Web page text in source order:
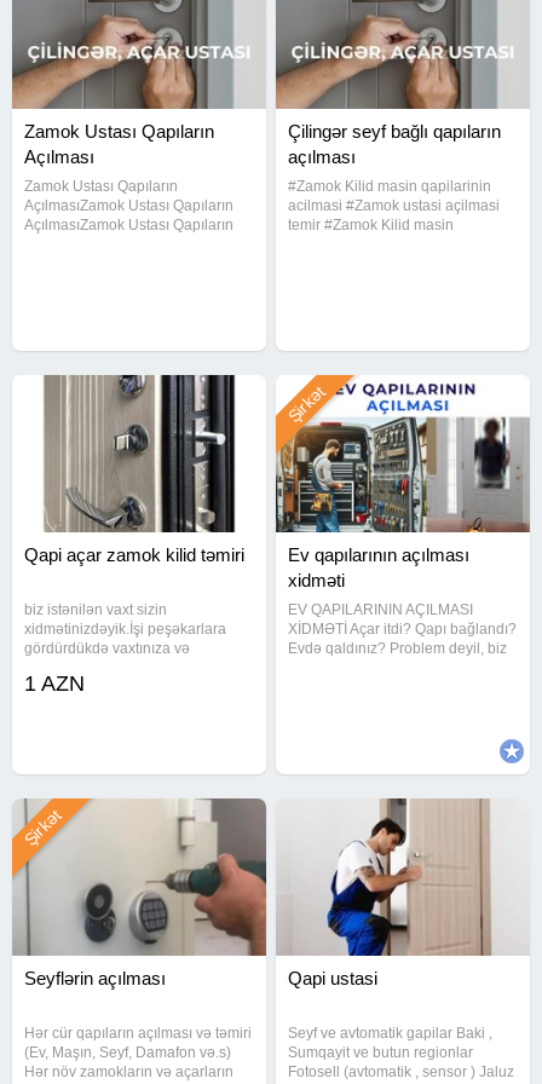
Zamok Ustası Qapıların
Açılması
Zamok Ustası Qapıların
AçılmasıZamok Ustası Qapıların
AçılmasıZamok Ustası Qapıların
Çilingər seyf bağlı qapıların
açılması
#Zamok Kilid masin qapilarinin
acilmasi #Zamok ustasi açilmasi
temir #Zamok Kilid masin
Qapi açar zamok kilid təmiri
biz istənilən vaxt sizin
xidmətinizdəyik.İşi peşəkarlara
gördürdükdə vaxtınıza və
olacaqsınız.Her nov bagli qalmiw
1 AZN
Ev qapılarının açılması
xidməti
EV QAPILARININ AÇILMASI
XİDMƏTİ Açar itdi? Qapı bağlandı?
Evdə qaldınız? Problem deyil, biz
Şirkət
Seyflərin açılması
Hər cür qapıların açılması və təmiri
(Ev, Maşın, Seyf, Damafon və.s)
Hər növ zamokların və açarların
Şirkət
Qapi ustasi
Seyf ve avtomatik gapilar Baki ,
Sumqayit ve butun regionlar
Fotosell (avtomatik , sensor ) Jaluz